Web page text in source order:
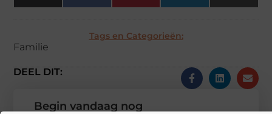
(Twitter)
Tags en Categorieën:
Familie
DEEL DIT:
Begin vandaag nog